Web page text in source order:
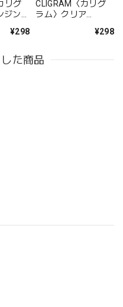
リグ
ング
ックク
ト
¥298
CLIGRAM〈カリグ
ラム〉クリア
ルセット（AZAロー
ター）1セット
¥298
た商品